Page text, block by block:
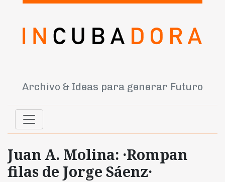
Archivo & Ideas para generar Futuro
Juan A. Molina: ·Rompan
filas de Jorge Sáenz·